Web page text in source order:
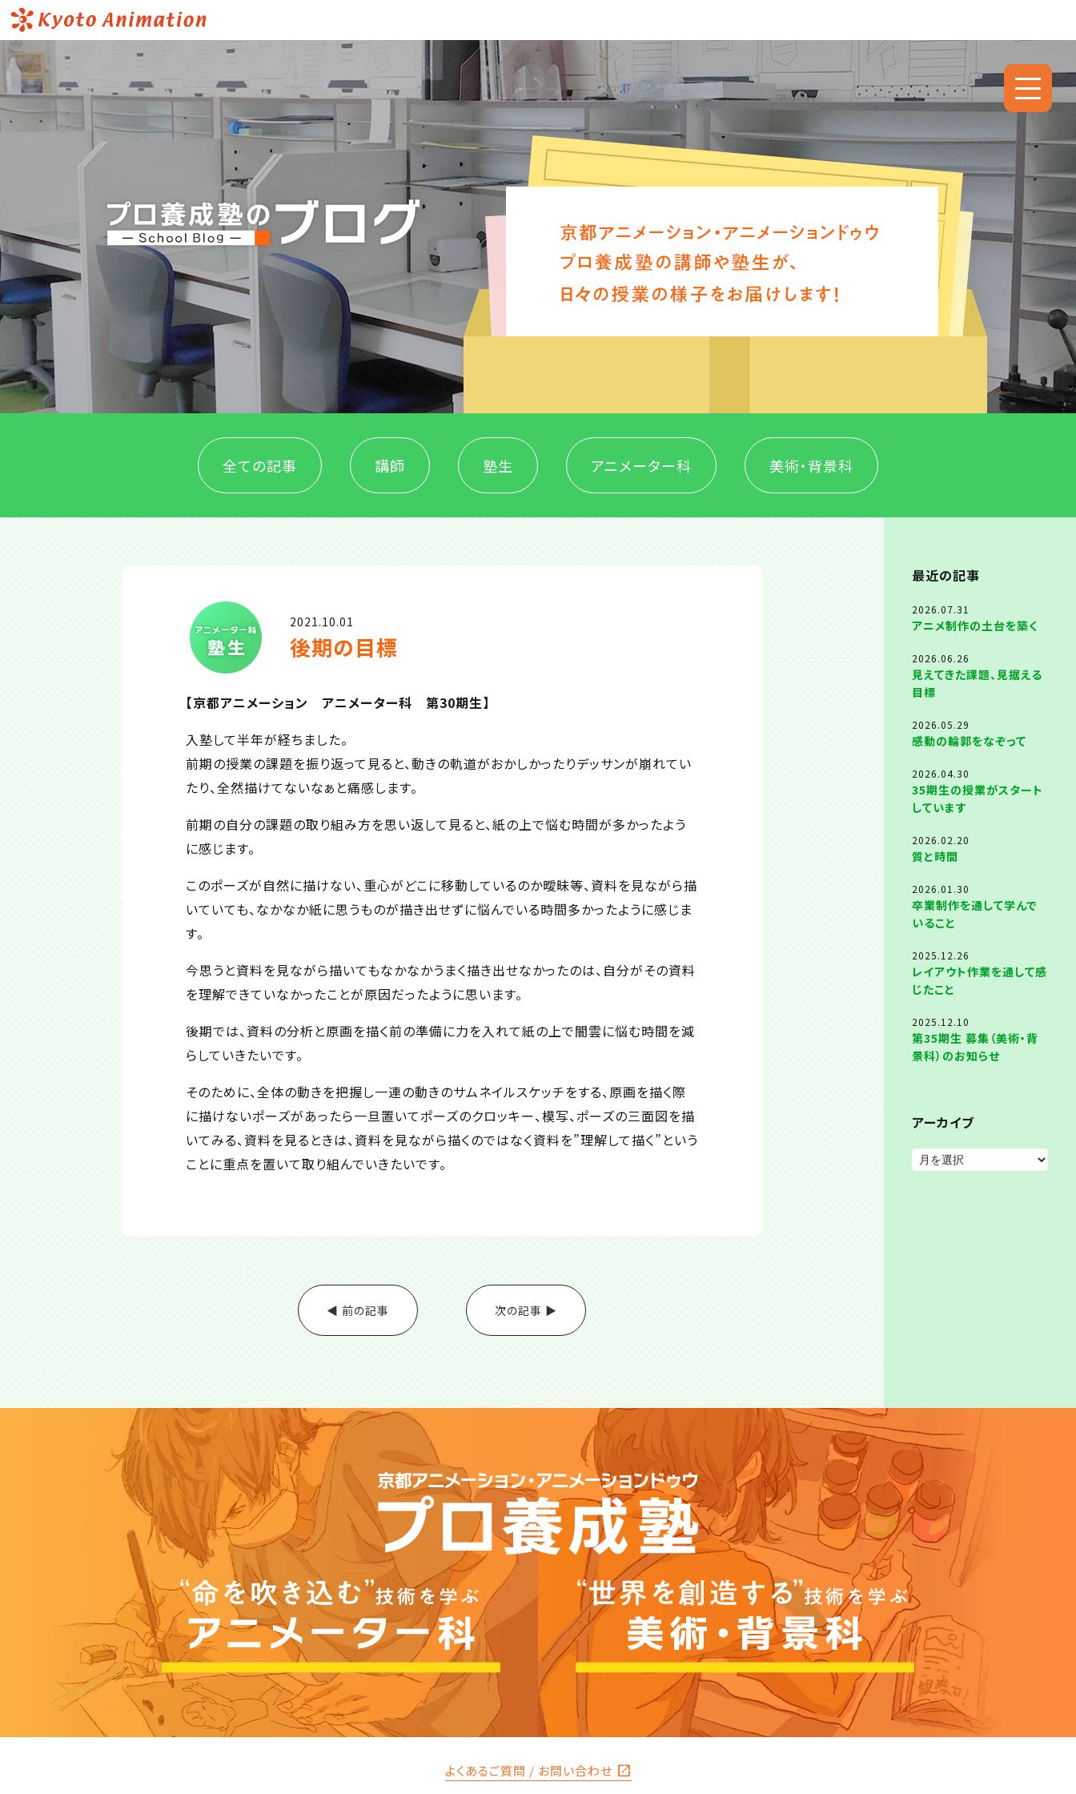
全ての記事 講師 塾生 アニメーター科 美術・背景科
2021.10.01
後期の目標
【京都アニメーション アニメーター科 第30期生】
入塾して半年が経ちました。
前期の授業の課題を振り返って見ると、動きの軌道がおかしかったりデッサンが崩れてい
たり、全然描けてないなぁと痛感します。
前期の自分の課題の取り組み方を思い返して見ると、紙の上で悩む時間が多かったよう
に感じます。
このポーズが自然に描けない、重心がどこに移動しているのか曖昧等、資料を見ながら描
いていても、なかなか紙に思うものが描き出せずに悩んでいる時間多かったように感じま
す。
今思うと資料を見ながら描いてもなかなかうまく描き出せなかったのは、自分がその資料
を理解できていなかったことが原因だったように思います。
後期では、資料の分析と原画を描く前の準備に力を入れて紙の上で闇雲に悩む時間を減
らしていきたいです。
そのために、全体の動きを把握し一連の動きのサムネイルスケッチをする、原画を描く際
に描けないポーズがあったら一旦置いてポーズのクロッキー、模写、ポーズの三面図を描
いてみる、資料を見るときは、資料を見ながら描くのではなく資料を”理解して描く”という
ことに重点を置いて取り組んでいきたいです。
◀ 前の記事 次の記事 ▶
最近の記事
アニメ制作の土台を築く
2026.07.31
見えてきた課題、見据える
目標
2026.06.26
感動の輪郭をなぞって
2026.05.29
35期生の授業がスタート
しています
2026.04.30
質と時間
2026.02.20
卒業制作を通して学んで
いること
2026.01.30
レイアウト作業を通して感
じたこと
2025.12.26
第35期生 募集（美術・背
景科）のお知らせ
2025.12.10
アーカイブ
よくあるご質問 / お問い合わせ open_in_new